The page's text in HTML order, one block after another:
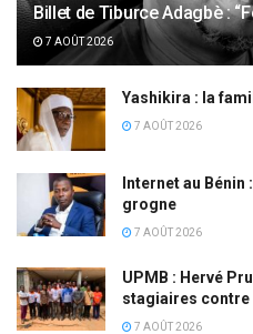
Billet de Tiburce Adagbè :
7 AOÛT 2026
Yashikira : la
7 AOÛT 2026
Internet au
grogne
7 AOÛT 2026
UPMB : Hervé
stagiaires contre
7 AOÛT 2026